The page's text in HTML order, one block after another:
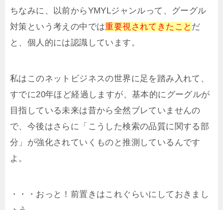
ちなみに、以前からYMYLジャンルって、グーグル
対策という考えの中では重要視されてきたこと だ
と、個人的には認識しています。
私はこのネットビジネスの世界に足を踏み入れて、
すでに20年ほど経過しますが、基本的にグーグルが
目指している未来は昔から全然ブレていませんの
で、今後はさらに「こうした検索の品質に関する部
分」が強化されていくものと推測しているんです
よ。
・・・おっと！前置きはこれぐらいにしておきまし